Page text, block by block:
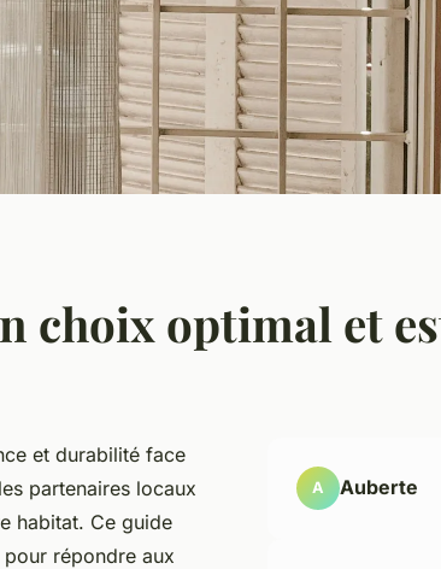
choix optimal et
et durabilité face
partenaires locaux
habitat. Ce guide
répondre aux
A Auberte